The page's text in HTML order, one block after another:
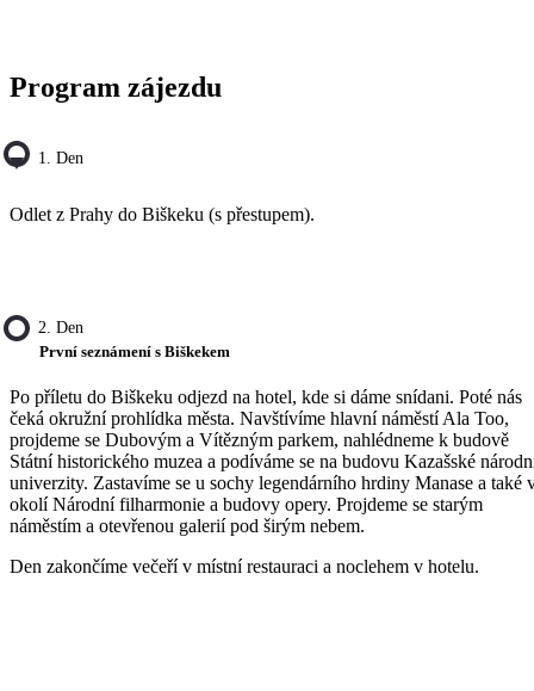
Program zájezdu
1. Den
Odlet z Prahy do Biškeku (s přestupem).
2. Den
První seznámení s Biškekem
Po příletu do Biškeku odjezd na hotel, kde si dáme snídani. Poté nás
čeká okružní prohlídka města. Navštívíme hlavní náměstí Ala Too,
projdeme se Dubovým a Vítězným parkem, nahlédneme k budově
Státní historického muzea a podíváme se na budovu Kazašské
univerzity. Zastavíme se u sochy legendárního hrdiny Manase a také
okolí Národní filharmonie a budovy opery. Projdeme se starým
náměstím a otevřenou galerií pod širým nebem.
Den zakončíme večeří v místní restauraci a noclehem v hotelu.